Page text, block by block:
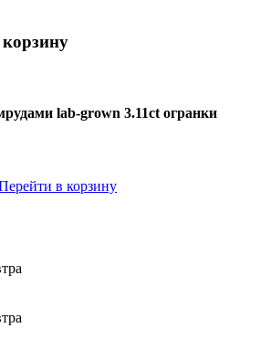
lab-grown 3.11ct огранки
в корзину